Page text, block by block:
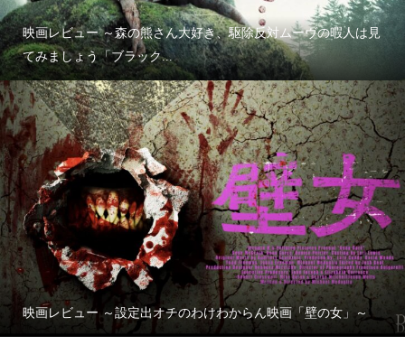
映画レビュー ～森の熊さん大好き、駆除反対ムーヴの暇人は見
てみましょう「ブラック...
映画レビュー ～設定出オチのわけわからん映画「壁の女」～